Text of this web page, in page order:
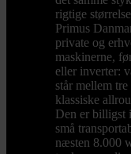
rigtige
Primus
private og
maskinerne,
eller inverter:
står mellem
klassiske
Den er billigst
små
næsten 8.000